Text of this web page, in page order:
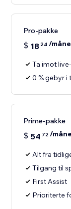
Pro-pakke
$ 18 24 /
Ta imot
0 % gebyr i
Prime-pakke
$ 54 72/
Alt fra
Tilgang til
First Assist
Prioriterte